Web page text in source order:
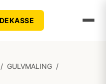
/ GULVMALING /